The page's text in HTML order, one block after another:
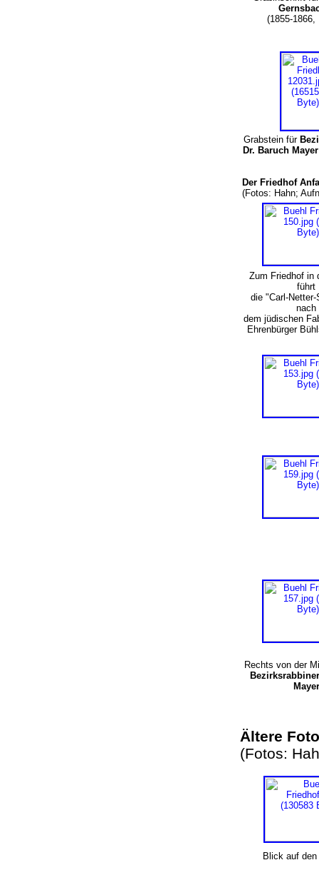
(1855-
Grabstein für
Dr. Baruch Mayer
Der Friedhof
(Fotos: Hahn;
Zum Friedhof in
führt
die "Carl-
nach
dem jüdischen
Ehrenbürger
Rechts von der
Ältere
(Fotos:
Blick auf